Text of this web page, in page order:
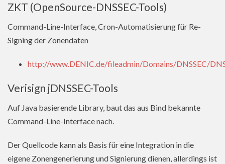
ZKT (OpenSource-DNSSEC-Tools)
Command-Line-Interface, Cron-Automatisierung für Re-
Signing der Zonendaten
http://www.DENIC.de/fileadmin/Domains/DNSSEC/
Verisign jDNSSEC-Tools
Auf Java basierende Library, baut das aus Bind bekannte
Command-Line-Interface nach.
Der Quellcode kann als Basis für eine Integration in die
eigene Zonengenerierung und Signierung dienen, allerdings ist